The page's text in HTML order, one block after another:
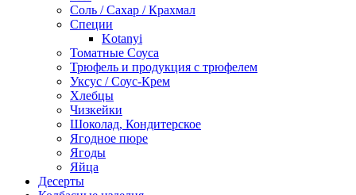
Соль / Сахар / Крахмал
Специи
Kotanyi
Томатные Соуса
Трюфель и продукция с трюфелем
Уксус / Соус-Крем
Хлебцы
Чизкейки
Шоколад, Кондитерское
Ягодное пюре
Ягоды
Яйца
Десерты